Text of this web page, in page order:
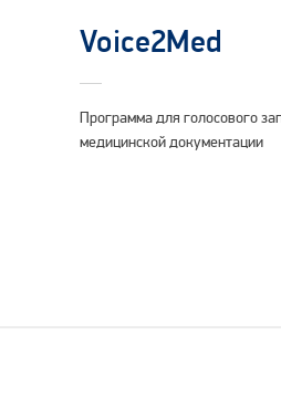
Voice2Med
Программа для голосового
медицинской документации